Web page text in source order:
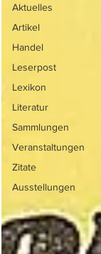
Aktuelles
Artikel
Handel
Leserpost
Lexikon
Literatur
Sammlungen
Veranstaltungen
Zitate
Ausstellungen